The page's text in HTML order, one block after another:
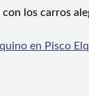
los carros
en Pisco